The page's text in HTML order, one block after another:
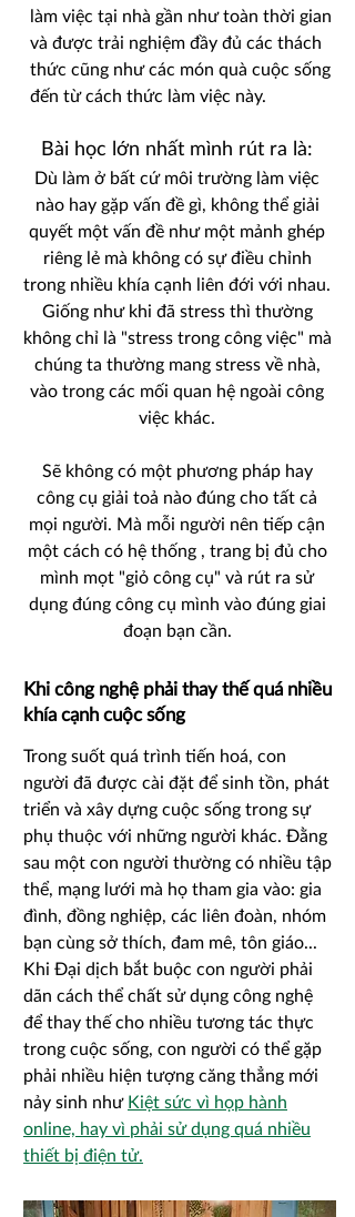
làm việc tại nhà gần như toàn thời gian
và được trải nghiệm đầy đủ các thách
thức cũng như các món quà cuộc sống
đến từ cách thức làm việc này.
Bài học lớn nhất mình rút ra là:
Dù làm ở bất cứ môi trường làm việc
nào hay gặp vấn đề gì, không thể giải
quyết một vấn đề như một mảnh ghép
riêng lẻ mà không có sự điều chỉnh
trong nhiều khía cạnh liên đới với nhau.
Giống như khi đã stress thì thường
không chỉ là "stress trong công việc" mà
chúng ta thường mang stress về nhà,
vào trong các mối quan hệ ngoài công
việc khác.
Sẽ không có một phương pháp hay
công cụ giải toả nào đúng cho tất cả
mọi người. Mà mỗi người nên tiếp cận
một cách có hệ thống , trang bị đủ cho
mình mọt "giỏ công cụ" và rút ra sử
dụng đúng công cụ mình vào đúng giai
đoạn bạn cần.
Khi công nghệ phải thay thế quá nhiều
khía cạnh cuộc sống
Trong suốt quá trình tiến hoá, con
người đã được cài đặt để sinh tồn, phát
triển và xây dựng cuộc sống trong sự
phụ thuộc với những người khác. Đằng
sau một con người thường có nhiều tập
thể, mạng lưới mà họ tham gia vào: gia
đình, đồng nghiệp, các liên đoàn, nhóm
bạn cùng sở thích, đam mê, tôn giáo...
Khi Đại dịch bắt buộc con người phải
dãn cách thể chất sử dụng công nghệ
để thay thế cho nhiều tương tác thực
trong cuộc sống, con người có thể gặp
phải nhiều hiện tượng căng thẳng mới
nảy sinh như Kiệt sức vì họp hành
online, hay vì phải sử dụng quá nhiều
thiết bị điện tử.